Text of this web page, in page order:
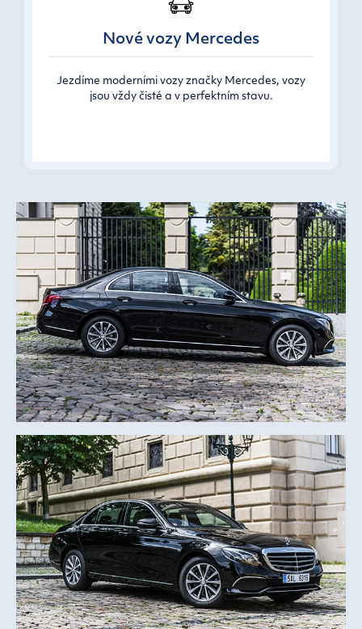
Nové vozy Mercedes
Jezdíme moderními vozy značky Mercedes, vozy
jsou vždy čisté a v perfektním stavu.